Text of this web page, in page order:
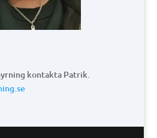
kontakta Patrik.